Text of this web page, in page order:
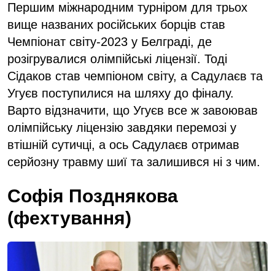
Першим міжнародним турніром для трьох
вище названих російських борців став
Чемпіонат світу-2023 у Белграді, де
розігрувалися олімпійські ліцензії. Тоді
Сідаков став чемпіоном світу, а Садулаєв та
Угуєв поступилися на шляху до фіналу.
Варто відзначити, що Угуєв все ж завоював
олімпійську ліцензію завдяки перемозі у
втішній сутичці, а ось Садулаєв отримав
серйозну травму шиї та залишився ні з чим.
Софія Позднякова
(фехтування)